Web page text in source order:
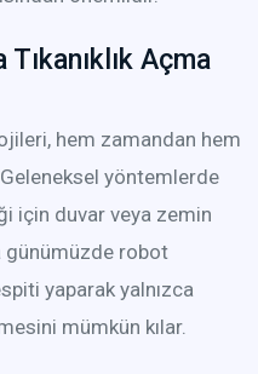
Açma
hem zamandan hem
yöntemlerde
için duvar veya zemin
günümüzde robot
yaparak yalnızca
mümkün kılar.